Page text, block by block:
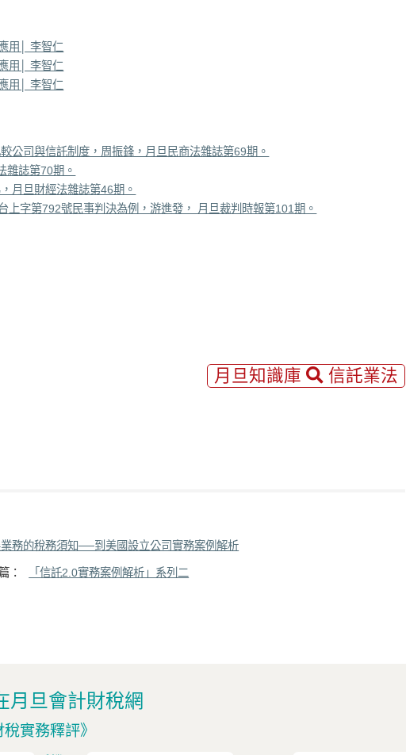
用│ 李智仁
用│ 李智仁
用│ 李智仁
公司與信託制度，周振鋒，月旦民商法雜誌第69期。
雜誌第70期。
月旦財經法雜誌第46期。
字第792號民事判決為例，游進發， 月旦裁判時報第101期。
月旦知識庫 信託業法
務的稅務須知──到美國設立公司實務案例解析
： 「信託2.0實務案例解析」系列二
月旦會計財稅網
稅實務釋評》